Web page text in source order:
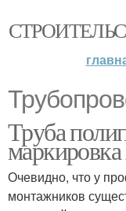
Труба
маркировка
Очевидно, что у
монтажников